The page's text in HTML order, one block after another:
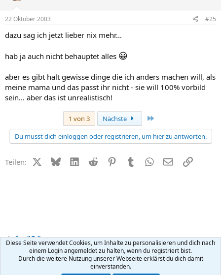
22 Oktober 2003 #25
dazu sag ich jetzt lieber nix mehr...
hab ja auch nicht behauptet alles 😀
aber es gibt halt gewisse dinge die ich anders machen will, als
meine mama und das passt ihr nicht - sie will 100% vorbild
sein... aber das ist unrealistisch!
1 von 3 Nächste
Du musst dich einloggen oder registrieren, um hier zu antworten.
Teilen: X (Twitter)
BlueskyLinkedIn
Reddit PinterestTumblr WhatsApp
E-MailLink
Small Talk
Kontakt Nutzungsbedingungen Datenschutz Hilfe
R
Diese Seite verwendet Cookies, um Inhalte zu personalisieren und dich nach
einem Login angemeldet zu halten, wenn du registriert bist.
Durch die weitere Nutzung unserer Webseite erklärst du dich damit
einverstanden.